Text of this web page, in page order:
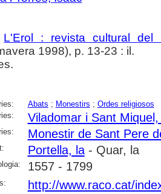
L'Erol : revista cultural del
1998), p. 13-23 : il.
Abats ; Monestirs ; Ordes religiosos
Viladomar i Sant Miquel,
Monestir de Sant Pere
Portella, la- Quar, la
1557 - 1799
http://www.raco.cat/